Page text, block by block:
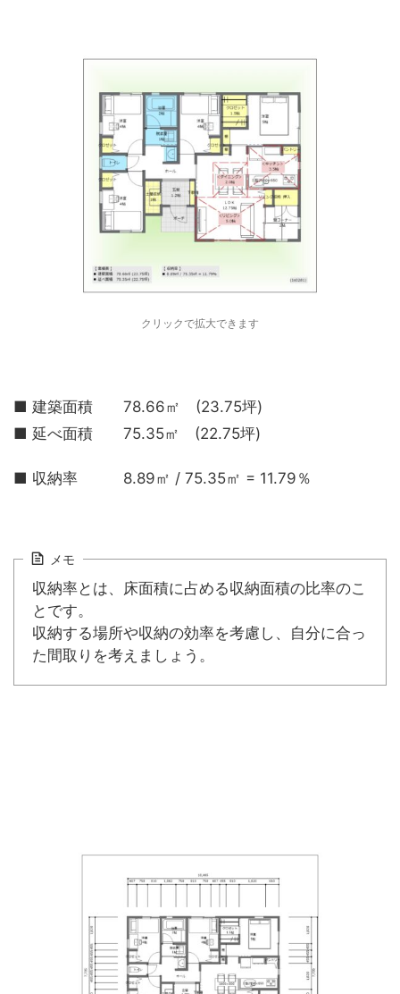
クリックで拡大できます
■ 建築面積 78.66㎡ (23.75坪)
■ 延べ面積 75.35㎡ (22.75坪)
■ 収納率 8.89㎡ / 75.35㎡ = 11.79％
メモ
収納率とは、床面積に占める収納面積の比率のこ
とです。
収納する場所や収納の効率を考慮し、自分に合っ
た間取りを考えましょう。